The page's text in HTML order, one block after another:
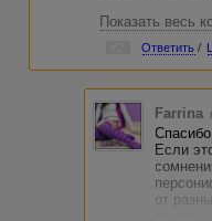
сообщений, мол
принципе
нормально, и
заказ. А кто то
у вас форум" -
Показать весь
Ответить /
Farrina
Если
от